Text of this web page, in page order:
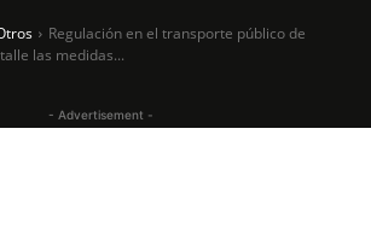
Regulación en el transporte público de
las medidas...
- Advertisement -